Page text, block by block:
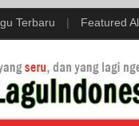
Terbaru | Featured